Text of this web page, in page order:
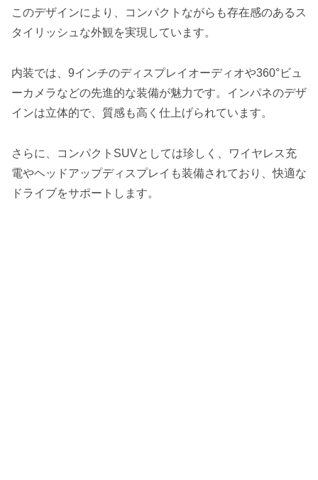
このデザインにより、コンパクトながらも存在感のあるス
タイリッシュな外観を実現しています。
内装では、9インチのディスプレイオーディオや360°ビュ
ーカメラなどの先進的な装備が魅力です。インパネのデザ
インは立体的で、質感も高く仕上げられています。
さらに、コンパクトSUVとしては珍しく、ワイヤレス充
電やヘッドアップディスプレイも装備されており、快適な
ドライブをサポートします。